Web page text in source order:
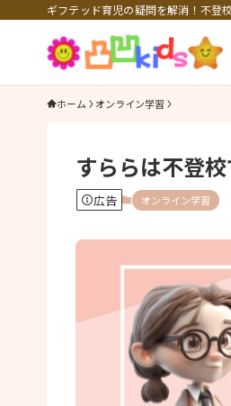
ギフテッド育児の疑問を解消！不登
ホーム オンライン学習
すららは不登
広告 オンライン学習